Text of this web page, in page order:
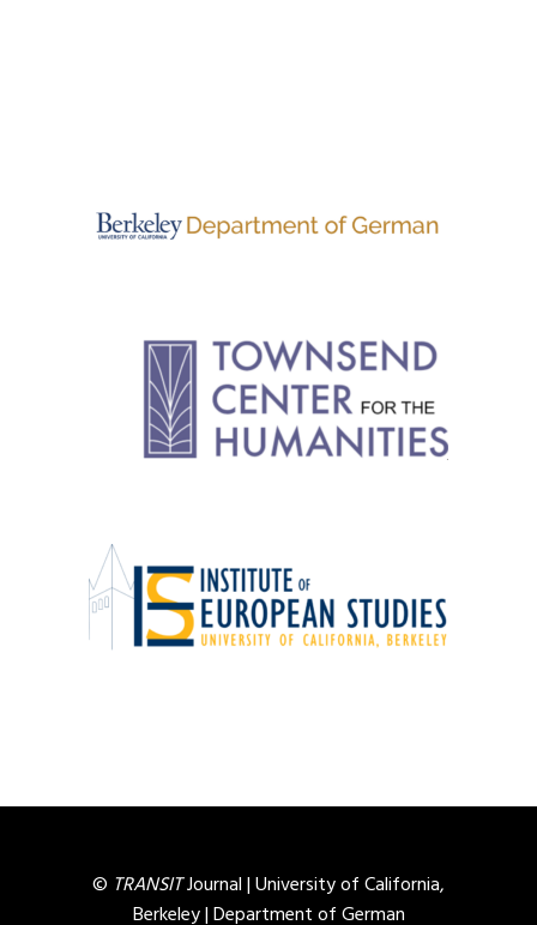
© TRANSITJournal |University of California,
Berkeley|Department of German